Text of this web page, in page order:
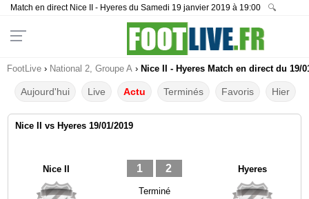
Match en direct Nice II - Hyeres du Samedi 19 janvier 2019 à 19:00 🔍
FootLive › National 2, Groupe A › Nice II - Hyeres Match en direct du 19/
Aujourd'hui Live Actu Terminés Favoris Hier
Nice II vs Hyeres 19/01/2019
Nice II 1 2
Terminé
Hyeres